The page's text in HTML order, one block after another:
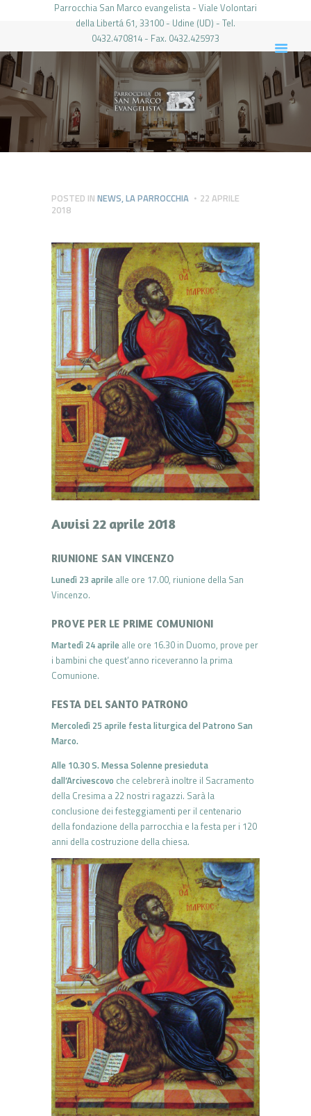
Parrocchia San Marco evangelista - Viale Volontari
della Libertá 61, 33100 - Udine (UD) - Tel.
0432.470814 - Fax. 0432.425973
PARROCCHIA DI SAN MARCO UDINE
HOME
LA PARROCCHIA
IL PARROCO
LE ATTIVITÀ
PIERABECH
FOTO E VIDEO
CONTATTI
LOGIN
POSTED IN NEWS,LA PARROCCHIA
22 APRILE
2018
Avvisi 22 aprile 2018
RIUNIONE SAN VINCENZO
Lunedì 23 aprile alle ore 17.00, riunione della San
Vincenzo.
PROVE PER LE PRIME COMUNIONI
Martedì 24 aprile alle ore 16.30 in Duomo, prove per
i bambini che quest’anno riceveranno la prima
Comunione.
FESTA DEL SANTO PATRONO
Mercoledì 25 aprile festa liturgica del Patrono San
Marco.
Alle 10.30 S. Messa Solenne presieduta
dall’Arcivescovo che celebrerà inoltre il Sacramento
della Cresima a 22 nostri ragazzi. Sarà la
conclusione dei festeggiamenti per il centenario
della fondazione della parrocchia e la festa per i 120
anni della costruzione della chiesa.